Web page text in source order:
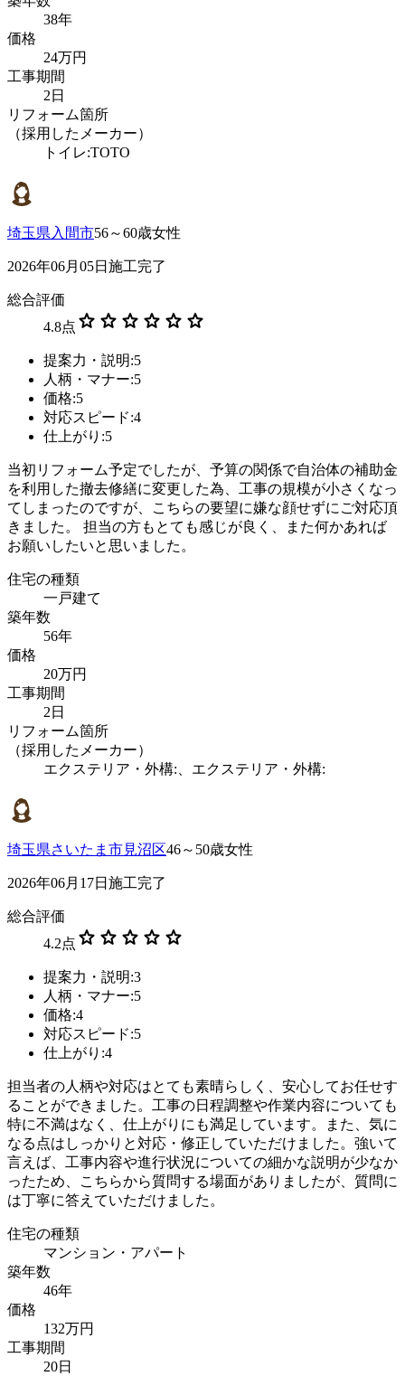
38年
価格
24万円
工事期間
2日
リフォーム箇所
（採用したメーカー）
トイレ:TOTO
埼玉県入間市56～60歳女性
2026年06月05日施工完了
総合評価
4.8点 star star star star star star
提案力・説明:5
人柄・マナー:5
価格:5
対応スピード:4
仕上がり:5
当初リフォーム予定でしたが、予算の関係で自治体の補助金
を利用した撤去修繕に変更した為、工事の規模が小さくなっ
てしまったのですが、こちらの要望に嫌な顔せずにご対応頂
きました。 担当の方もとても感じが良く、また何かあれば
お願いしたいと思いました。
住宅の種類
一戸建て
築年数
56年
価格
20万円
工事期間
2日
リフォーム箇所
（採用したメーカー）
エクステリア・外構:、エクステリア・外構:
埼玉県さいたま市見沼区46～50歳女性
2026年06月17日施工完了
総合評価
4.2点 star star star star star
提案力・説明:3
人柄・マナー:5
価格:4
対応スピード:5
仕上がり:4
担当者の人柄や対応はとても素晴らしく、安心してお任せす
ることができました。工事の日程調整や作業内容についても
特に不満はなく、仕上がりにも満足しています。また、気に
なる点はしっかりと対応・修正していただけました。強いて
言えば、工事内容や進行状況についての細かな説明が少なか
ったため、こちらから質問する場面がありましたが、質問に
は丁寧に答えていただけました。
住宅の種類
マンション・アパート
築年数
46年
価格
132万円
工事期間
20日